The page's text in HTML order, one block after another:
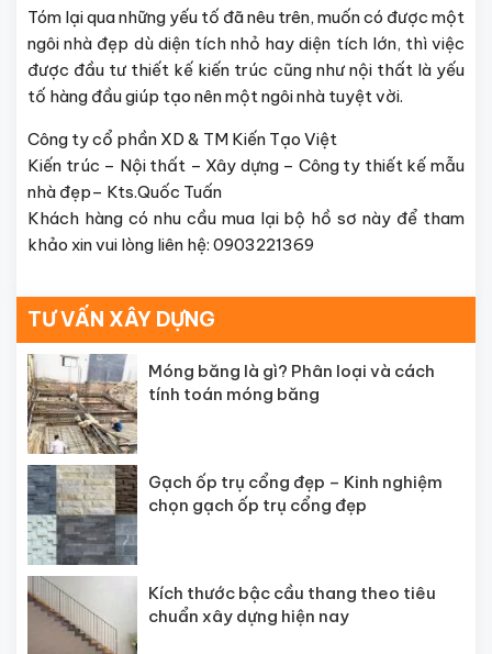
Tóm lại qua những yếu tố đã nêu trên, muốn có được một
ngôi nhà đẹp dù diện tích nhỏ hay diện tích lớn, thì việc
được đầu tư thiết kế kiến trúc cũng như nội thất là yếu
tố hàng đầu giúp tạo nên một ngôi nhà tuyệt vời.
Công ty cổ phần XD & TM Kiến Tạo Việt
Kiến trúc – Nội thất – Xây dựng – Công ty thiết kế mẫu
nhà đẹp– Kts.Quốc Tuấn
Khách hàng có nhu cầu mua lại bộ hồ sơ này để tham
khảo xin vui lòng liên hệ: 0903221369
TƯ VẤN XÂY DỰNG
Móng băng là gì? Phân loại và cách
tính toán móng băng
Gạch ốp trụ cổng đẹp – Kinh nghiệm
chọn gạch ốp trụ cổng đẹp
Kích thước bậc cầu thang theo tiêu
chuẩn xây dựng hiện nay